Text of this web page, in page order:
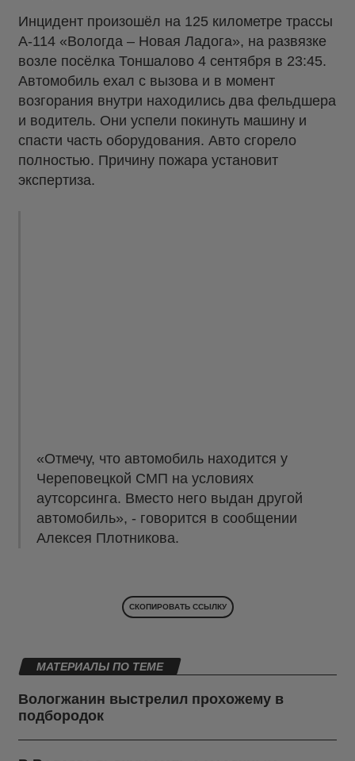
Инцидент произошёл на 125 километре трассы
А-114 «Вологда – Новая Ладога», на развязке
возле посёлка Тоншалово 4 сентября в 23:45.
Автомобиль ехал с вызова и в момент
возгорания внутри находились два фельдшера
и водитель. Они успели покинуть машину и
спасти часть оборудования. Авто сгорело
полностью. Причину пожара установит
экспертиза.
«Отмечу, что автомобиль находится у
Череповецкой СМП на условиях
аутсорсинга. Вместо него выдан другой
автомобиль», - говорится в сообщении
Алексея Плотникова.
СКОПИРОВАТЬ ССЫЛКУ
МАТЕРИАЛЫ ПО ТЕМЕ
Вологжанин выстрелил прохожему в
подбородок